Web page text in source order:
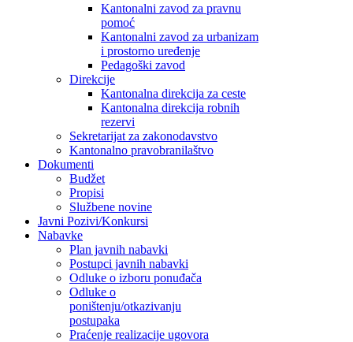
Kantonalni zavod za pravnu
pomoć
Kantonalni zavod za urbanizam
i prostorno uređenje
Pedagoški zavod
Direkcije
Kantonalna direkcija za ceste
Kantonalna direkcija robnih
rezervi
Sekretarijat za zakonodavstvo
Kantonalno pravobranilaštvo
Dokumenti
Budžet
Propisi
Službene novine
Javni Pozivi/Konkursi
Nabavke
Plan javnih nabavki
Postupci javnih nabavki
Odluke o izboru ponuđača
Odluke o
poništenju/otkazivanju
postupaka
Praćenje realizacije ugovora